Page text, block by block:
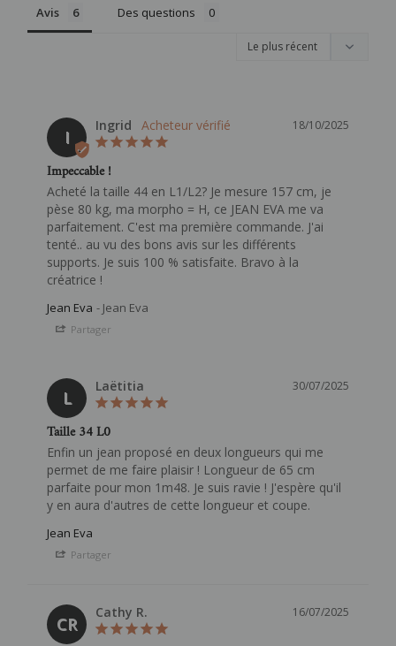
Avis Des questions
I
18/10/2025
Ingrid
Impeccable !
Acheté la taille 44 en L1/L2? Je mesure 157 cm, je
pèse 80 kg, ma morpho = H, ce JEAN EVA me va
parfaitement. C'est ma première commande. J'ai
tenté.. au vu des bons avis sur les différents
supports. Je suis 100 % satisfaite. Bravo à la
Jean Eva Jean Eva
Partager
L
30/07/2025
Laëtitia
Taille 34 L0
Enfin un jean proposé en deux longueurs qui me
permet de me faire plaisir ! Longueur de 65 cm
parfaite pour mon 1m48. Je suis ravie ! J'espère qu'il
Jean Eva
Partager
CR
16/07/2025
Cathy R.